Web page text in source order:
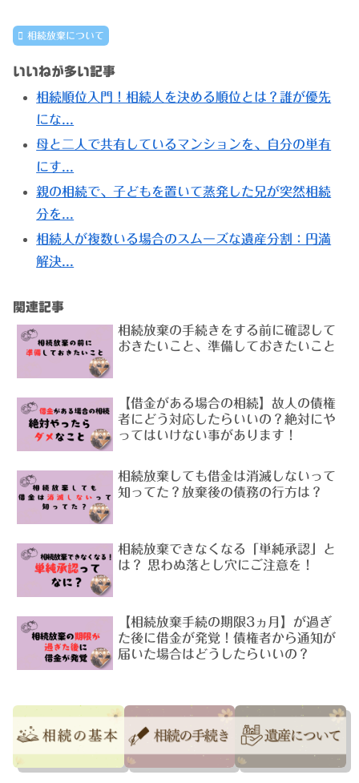
相続放棄について
いいねが多い記事
相続順位入門！相続人を決める順位とは？誰が優先
にな...
母と二人で共有しているマンションを、自分の単有
にす...
親の相続で、子どもを置いて蒸発した兄が突然相続
分を...
相続人が複数いる場合のスムーズな遺産分割：円満
解決...
関連記事
相続放棄の手続きをする前に確認して
おきたいこと、準備しておきたいこと
【借金がある場合の相続】故人の債権
者にどう対応したらいいの？絶対にや
ってはいけない事があります！
相続放棄しても借金は消滅しないって
知ってた？放棄後の債務の行方は？
相続放棄できなくなる「単純承認」と
は？ 思わぬ落とし穴にご注意を！
【相続放棄手続の期限3ヵ月】が過ぎ
た後に借金が発覚！債権者から通知が
届いた場合はどうしたらいいの？